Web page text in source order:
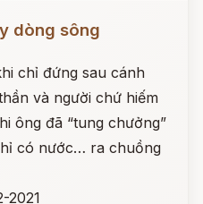
dòng sông
chỉ đứng sau cánh
và người chứ hiếm
ông đã “tung chưởng”
có nước… ra chuồng
2021